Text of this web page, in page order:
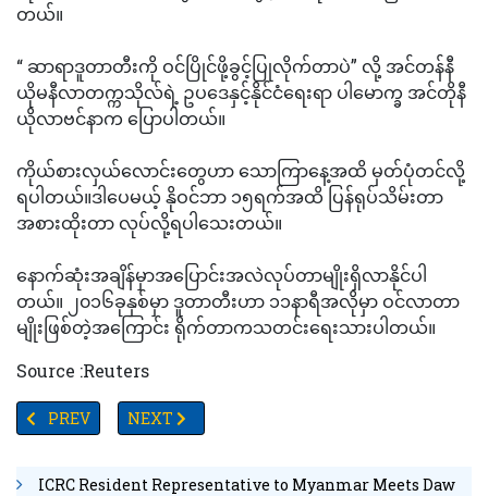
တယ်။
“ ဆာရာဒူတာတီးကို ဝင်ပြိုင်ဖို့ခွင့်ပြုလိုက်တာပဲ” လို့ အင်တန်နီ
ယိုမနီလာတက္ကသိုလ်ရဲ့ ဥပဒေနှင့်နိုင်ငံရေးရာ ပါမောက္ခ အင်တိုနီ
ယိုလာဗင်နာက ပြောပါတယ်။
ကိုယ်စားလှယ်လောင်းတွေဟာ သောကြာနေ့အထိ မှတ်ပုံတင်လို့
ရပါတယ်။ဒါပေမယ့် နိုဝင်ဘာ ၁၅ရက်အထိ ပြန်ရုပ်သိမ်းတာ
အစားထိုးတာ လုပ်လို့ရပါသေးတယ်။
နောက်ဆုံးအချိန်မှာအပြောင်းအလဲလုပ်တာမျိုးရှိလာနိုင်ပါ
တယ်။ ၂၀၁၆ခုနှစ်မှာ ဒူတာတီးဟာ ၁၁နာရီအလိုမှာ ဝင်လာတာ
မျိုးဖြစ်တဲ့အကြောင်း ရိုက်တာကသတင်းရေးသားပါတယ်။
Source :Reuters
PREVIOUS ARTICLE: ရှုမငြီးဖွယ် ဖန်တီးပြုလုပ်ချက်များဖြင့် ဒူဘို
PREV NEXT ARTICLE: ရုရှားဆီက လက်နက်များ ထပ်မ
NEXT
ICRC Resident Representative to Myanmar Meets Daw